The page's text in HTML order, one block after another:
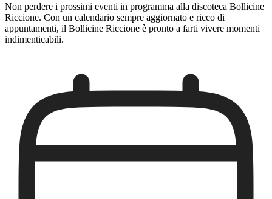
Non perdere i prossimi eventi in programma alla discoteca Bollicine
Riccione. Con un calendario sempre aggiornato e ricco di
appuntamenti, il Bollicine Riccione è pronto a farti vivere momenti
indimenticabili.